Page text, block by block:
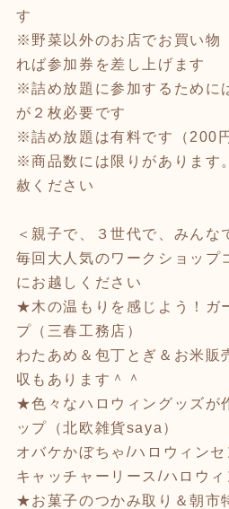
す
※野菜以外のお店でお買い物
れば参加券を差し上げます
※詰め放題に参加するために
が２枚必要です
※詰め放題は有料です（200円
※商品数には限りがあります
赦ください
＜親子で、３世代で、みんな
毎回大人気のワークショップ
にお越しください
★木の温もりを感じよう！ガ
プ（三春工務店）
わたあめ＆包丁とぎ＆お米販
収もあります＾＾
★色々なハロウィングッズが
ップ（北欧雑貨saya）
オバケかぼちゃ/ハロウィン
キャッチャーリース/ハロウィ
★お菓子のつかみ取り＆朝市